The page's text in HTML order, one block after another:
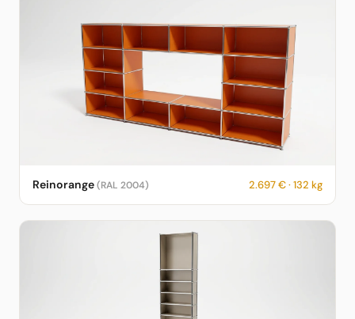
USM Haller Sideboard in Reinorange – RAL 2004 – 2.697 € – 132
kg – fotorealistische KI-Vorschau
Reinorange(RAL 2004) 2.697 € · 132 kg